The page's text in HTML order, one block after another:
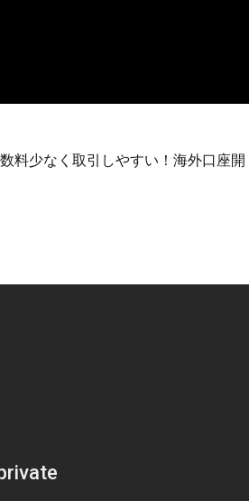
料少なく取引しやすい！海外口座開